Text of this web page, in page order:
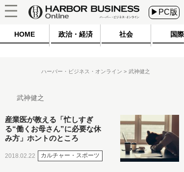
▶PC版
HOME 政治・経済 社会 国際
ハーバー・ビジネス・オンライン 武神健之
武神健之
産業医が教える「忙しすぎ
る“働くお母さん”に必要な休
み方」ホントのところ
2018.02.22 カルチャー・スポーツ